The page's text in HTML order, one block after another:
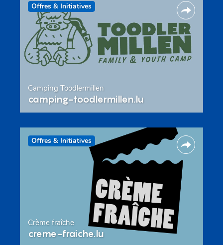
Offres & Initiatives
Camping Toodlermillen
camping-toodlermillen.lu
Offres & Initiatives
Crème fraîche
creme-fraiche.lu